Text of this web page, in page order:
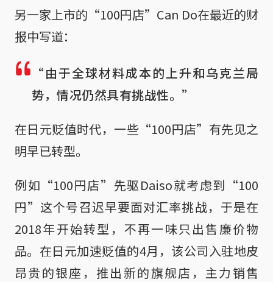
另一家上市的“100円店”Can Do在最近的财
报中写道：
“由于全球材料成本的上升和乌克兰局
势，情况仍然具有挑战性。”
在日元贬值时代，一些“100円店”有先见之
明早已转型。
例如“100円店”先驱Daiso就考虑到“100
円”这个号召迟早要面对汇率挑战，于是在
2018年开始转型，不再一味只出售廉价物
品。在日元加速贬值的4月，该公司入驻地皮
昂贵的银座，推出新的旗舰店，主力销售